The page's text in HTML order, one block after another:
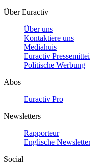
Über Euractiv
Über uns
Kontaktiere uns
Mediahuis
Euractiv
Politische Werbung
Abos
Euractiv Pro
Newsletters
Rapporteur
Englische
Social